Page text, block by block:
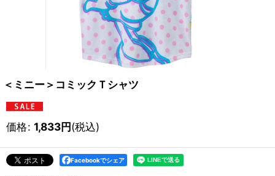
＜ミニー＞コミックＴシャツ
価格: 1,833円(税込)
Facebookでシェア